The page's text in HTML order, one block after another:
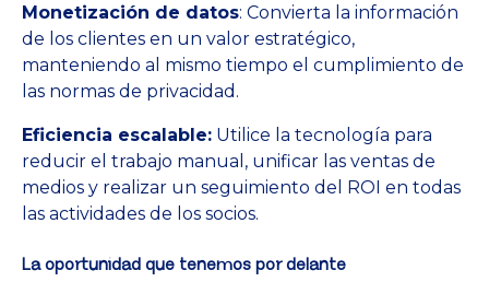
Monetización de datos: Convierta la información
de los clientes en un valor estratégico,
manteniendo al mismo tiempo el cumplimiento de
las normas de privacidad.
Eficiencia escalable: Utilice la tecnología para
reducir el trabajo manual, unificar las ventas de
medios y realizar un seguimiento del ROI en todas
las actividades de los socios.
La oportunidad que tenemos por delante